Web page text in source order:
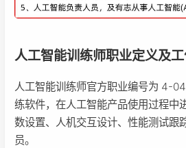
人工智能训练师职业定义及
人工智能训练师官方职业编号为 4-
练软件，在人工智能产品使用过程中
数设置、人机交互设计、性能测试跟
员。